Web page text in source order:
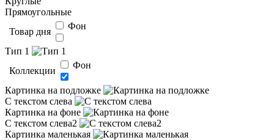
Прямоугольные
Товар дня
Фон
Тип 1
Коллекции
Фон
Картинка на подложке
С текстом слева
Картинка на фоне
С текстом слева2
Картинка маленькая